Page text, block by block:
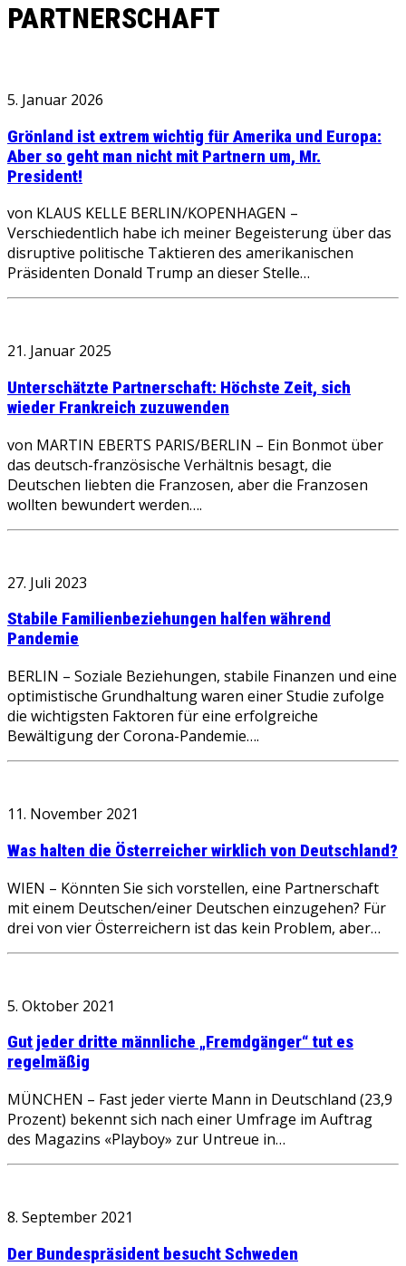
PARTNERSCHAFT
5. Januar 2026
Grönland ist extrem wichtig für Amerika und Europa:
Aber so geht man nicht mit Partnern um, Mr.
President!
von KLAUS KELLE BERLIN/KOPENHAGEN –
Verschiedentlich habe ich meiner Begeisterung über das
disruptive politische Taktieren des amerikanischen
Präsidenten Donald Trump an dieser Stelle…
21. Januar 2025
Unterschätzte Partnerschaft: Höchste Zeit, sich
wieder Frankreich zuzuwenden
von MARTIN EBERTS PARIS/BERLIN – Ein Bonmot über
das deutsch-französische Verhältnis besagt, die
Deutschen liebten die Franzosen, aber die Franzosen
wollten bewundert werden….
27. Juli 2023
Stabile Familienbeziehungen halfen während
Pandemie
BERLIN – Soziale Beziehungen, stabile Finanzen und eine
optimistische Grundhaltung waren einer Studie zufolge
die wichtigsten Faktoren für eine erfolgreiche
Bewältigung der Corona-Pandemie….
11. November 2021
Was halten die Österreicher wirklich von Deutschland?
WIEN – Könnten Sie sich vorstellen, eine Partnerschaft
mit einem Deutschen/einer Deutschen einzugehen? Für
drei von vier Österreichern ist das kein Problem, aber…
5. Oktober 2021
Gut jeder dritte männliche „Fremdgänger“ tut es
regelmäßig
MÜNCHEN – Fast jeder vierte Mann in Deutschland (23,9
Prozent) bekennt sich nach einer Umfrage im Auftrag
des Magazins «Playboy» zur Untreue in…
8. September 2021
Der Bundespräsident besucht Schweden